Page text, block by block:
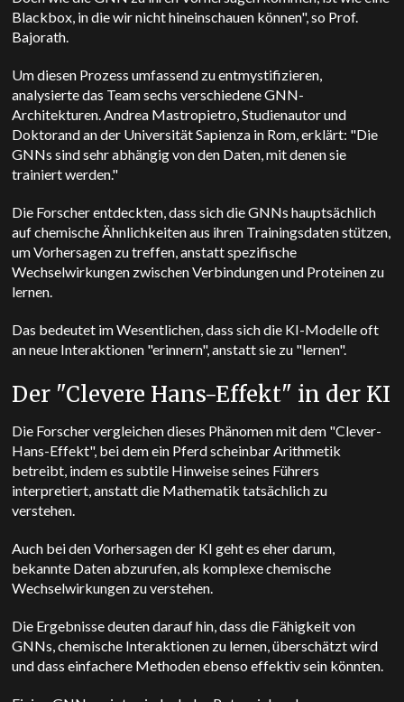
Blackbox, in die wir nicht hineinschauen können", so Prof.
Bajorath.
Um diesen Prozess umfassend zu entmystifizieren,
analysierte das Team sechs verschiedene GNN-
Architekturen. Andrea Mastropietro, Studienautor und
Doktorand an der Universität Sapienza in Rom, erklärt: "Die
GNNs sind sehr abhängig von den Daten, mit denen sie
trainiert werden."
Die Forscher entdeckten, dass sich die GNNs hauptsächlich
auf chemische Ähnlichkeiten aus ihren Trainingsdaten stützen,
um Vorhersagen zu treffen, anstatt spezifische
Wechselwirkungen zwischen Verbindungen und Proteinen zu
lernen.
Das bedeutet im Wesentlichen, dass sich die KI-Modelle oft
an neue Interaktionen "erinnern", anstatt sie zu "lernen".
Der "Clevere Hans-Effekt" in der KI
Die Forscher vergleichen dieses Phänomen mit dem "Clever-
Hans-Effekt", bei dem ein Pferd scheinbar Arithmetik
betreibt, indem es subtile Hinweise seines Führers
interpretiert, anstatt die Mathematik tatsächlich zu
verstehen.
Auch bei den Vorhersagen der KI geht es eher darum,
bekannte Daten abzurufen, als komplexe chemische
Wechselwirkungen zu verstehen.
Die Ergebnisse deuten darauf hin, dass die Fähigkeit von
GNNs, chemische Interaktionen zu lernen, überschätzt wird
und dass einfachere Methoden ebenso effektiv sein könnten.